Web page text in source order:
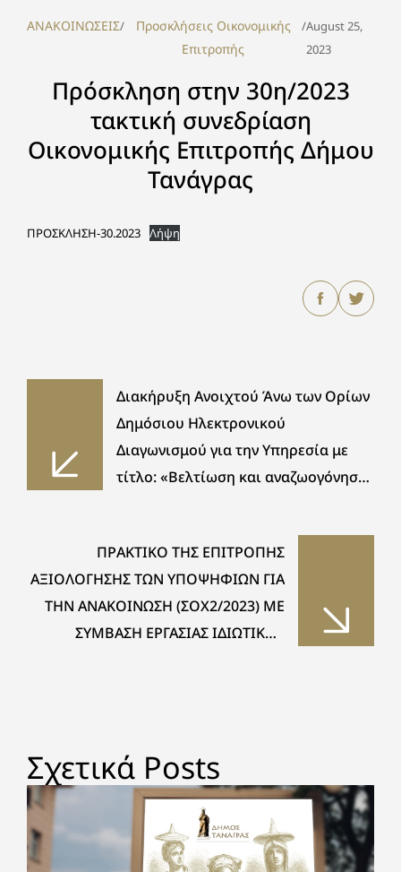
ΑΝΑΚΟΙΝΩΣΕΙΣ/
Προσκλήσεις Οικονομικής
Επιτροπής
/August 25,
2023
Πρόσκληση στην 30η/2023
τακτική συνεδρίαση
Οικονομικής Επιτροπής Δήμου
Τανάγρας
ΠΡΟΣΚΛΗΣΗ-30.2023 Λήψη
Διακήρυξη Ανοιχτού Άνω των Ορίων
Δημόσιου Ηλεκτρονικού
Διαγωνισμού για την Υπηρεσία με
τίτλο: «Βελτίωση και αναζωογόνηση
περιβαλλοντικών παρεμβάσεων, στο
πλαίσιο συμβολής της
απορρύπανσης της ΛΑΠ Ασωπού:
ΠΡΑΚΤΙΚΟ ΤΗΣ ΕΠΙΤΡΟΠΗΣ
ΑΞΙΟΛΟΓΗΣΗΣ ΤΩΝ ΥΠΟΨΗΦΙΩΝ ΓΙΑ
ΤΗΝ ΑΝΑΚΟΙΝΩΣΗ (ΣΟΧ2/2023) ΜΕ
ΣΥΜΒΑΣΗ ΕΡΓΑΣΙΑΣ ΙΔΙΩΤΙΚΟΥ
Σχετικά Posts